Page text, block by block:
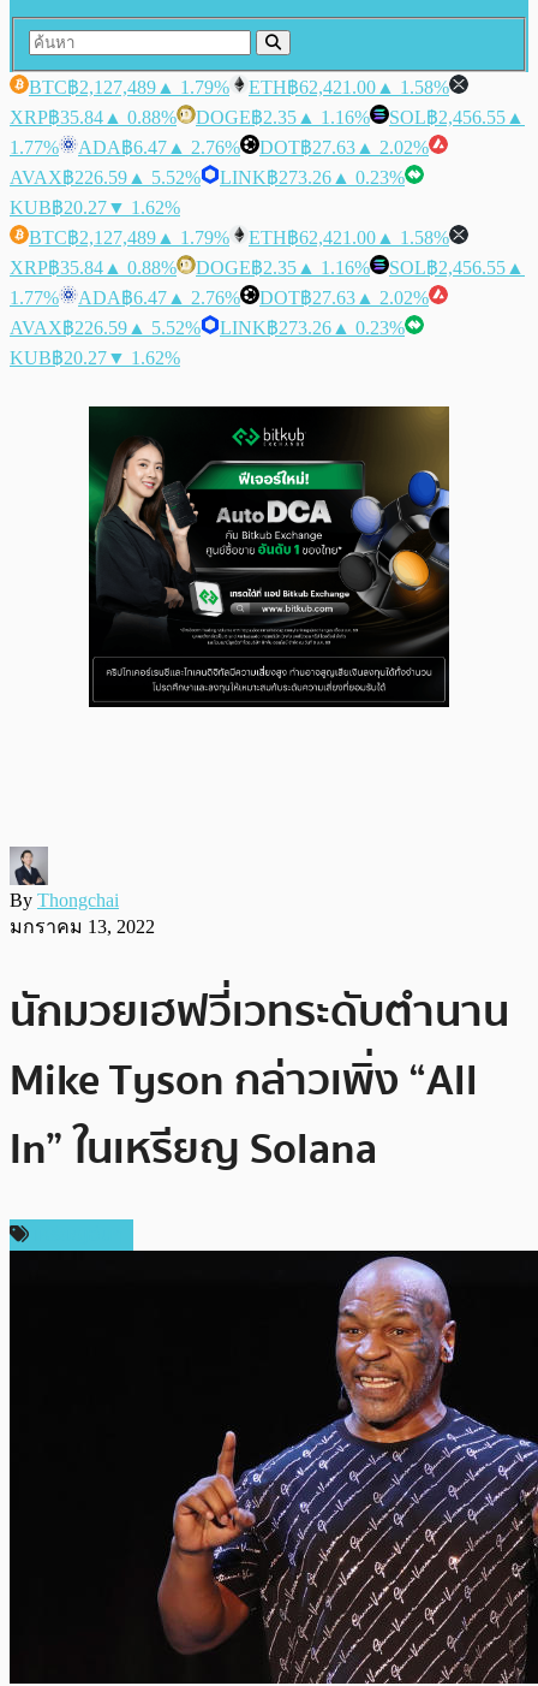
BTC฿2,127,489 ▲ 1.79% ETH฿62,421.00 ▲ 1.58%
XRP฿35.84 ▲ 0.88% DOGE฿2.35 ▲ 1.16% SOL฿2,456.55 ▲
1.77%
ADA฿6.47 ▲ 2.76% DOT฿27.63 ▲ 2.02%
AVAX฿226.59 ▲ 5.52% LINK฿273.26 ▲ 0.23%
KUB฿20.27▼ 1.62%
BTC฿2,127,489 ▲ 1.79% ETH฿62,421.00 ▲ 1.58%
XRP฿35.84 ▲ 0.88% DOGE฿2.35 ▲ 1.16% SOL฿2,456.55 ▲
1.77%
ADA฿6.47 ▲ 2.76% DOT฿27.63 ▲ 2.02%
AVAX฿226.59 ▲ 5.52% LINK฿273.26 ▲ 0.23%
KUB฿20.27▼ 1.62%
By Thongchai
มกราคม 13, 2022
นักมวยเฮฟวี่เวทระดับตำนาน
Mike Tyson กล่าวเพิ่ง “All
In” ในเหรียญ Solana